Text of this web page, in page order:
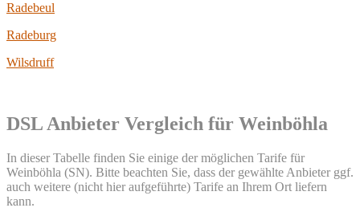
Radebeul
Radeburg
Wilsdruff
DSL Anbieter Vergleich für Weinböhla
In dieser Tabelle finden Sie einige der möglichen Tarife für
Weinböhla (SN). Bitte beachten Sie, dass der gewählte Anbieter ggf.
auch weitere (nicht hier aufgeführte) Tarife an Ihrem Ort liefern
kann.